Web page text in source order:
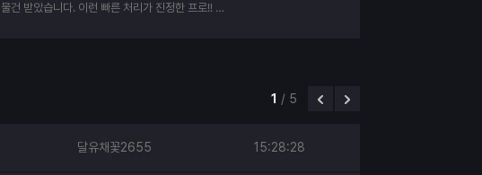
물건 받았습니다. 이런 빠른 처리가 진정한 프로!! 이
1 / 5
달유채꽃2655 15:28:28